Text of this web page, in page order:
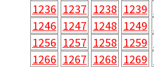
1236 1237 1238 1239
1246 1247 1248 1249
1256 1257 1258 1259
1266 1267 1268 1269